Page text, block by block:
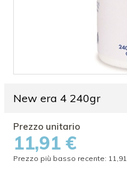
New era 4 240gr
11,91 €
Prezzo più basso recente: